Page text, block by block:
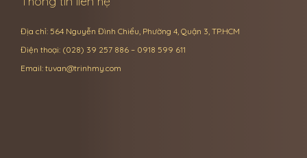
Địa chỉ: 564 Nguyễn Đình Chiểu, Phường 4, Quận 3, TP.HCM
Điện thoại: (028) 39 257 886 – 0918 599 611
Email: tuvan@trinhmy.com